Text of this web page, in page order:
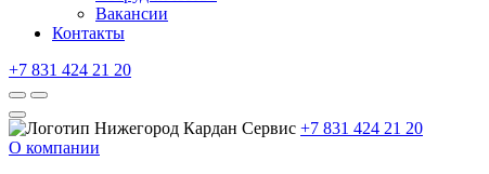
Вакансии
Контакты
+7 831 424 21 20
+7 831 424 21 20
О компании